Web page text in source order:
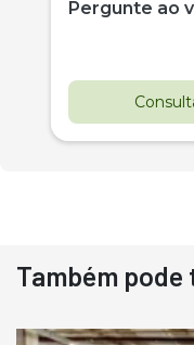
Pergunte ao
Destaque
Usado
Também